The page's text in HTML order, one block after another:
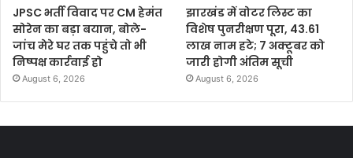
JPSC भर्ती विवाद पर CM हेमंत
सोरेन का बड़ा बयान, बोले-
जांच मेरे घर तक पहुंचे तो भी
निष्पक्ष कार्रवाई हो
August 6, 2026
झारखंड में वोटर लिस्ट का
विशेष पुनरीक्षण पूरा, 43.61
लाख नाम हटे; 7 अक्टूबर को
जारी होगी अंतिम सूची
August 6, 2026